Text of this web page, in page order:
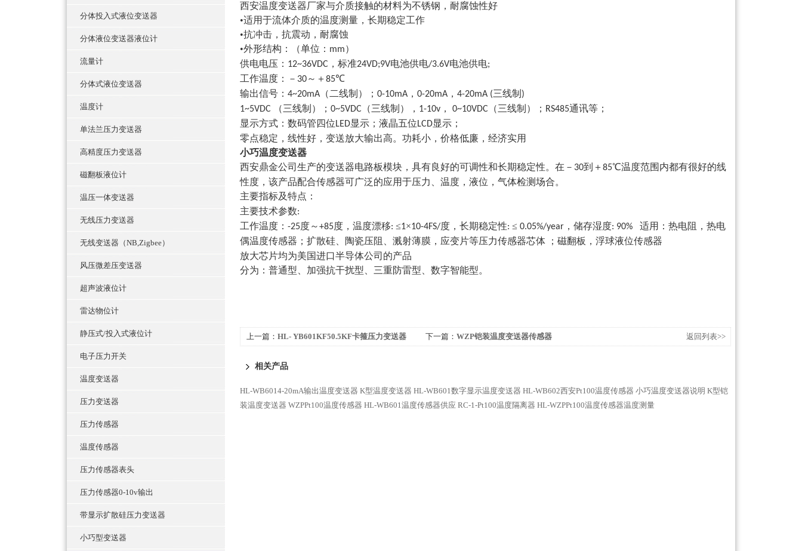
分体投入式液位变送器
分体液位变送器液位计
流量计
分体式液位变送器
温度计
单法兰压力变送器
高精度压力变送器
磁翻板液位计
温压一体变送器
无线压力变送器
无线变送器（NB,Zigbee）
风压微差压变送器
超声波液位计
雷达物位计
静压式/投入式液位计
电子压力开关
温度变送器
压力变送器
压力传感器
温度传感器
压力传感器表头
压力传感器0-10v输出
带显示扩散硅压力变送器
小巧型变送器
西安温度变送器厂家与介质接触的材料为不锈钢，耐腐蚀性好
•适用于流体介质的温度测量，长期稳定工作
•抗冲击，抗震动，耐腐蚀
•外形结构：（单位： mm）
供电电压： 12~36VDC ，标准24VD;9V电池供电/3.6V电池供电;
工作温度：－ 30～＋85℃
输出信号： 4~20mA （二线制）； 0-10mA ， 0-20mA ， 4-20mA (三线制 )
1~5VDC
（三线制）； 0~5VDC （三线制）， 1-10v ， 0~10VDC （三线制）； RS485通讯等；
显示方式：数码管四位LED显示；液晶五位LCD显示；
零点稳定，线性好，变送放大输出高。功耗小，价格低廉，经济实用
小巧温度变送器
西安鼎金公司生产的变送器电路板模块，具有良好的可调性和长期稳定性。在－ 30到＋85℃温度范围内都有很好的线
性度，该产品配合传感器可广泛的应用于压力、温度，液位，气体检测场合。
主要指标及特点：
主要技术参数:
工作温度： -25度～+85度，温度漂移: ≤1×10-4FS/度，长期稳定性: ≤ 0.05%/year ，储存湿度: 90% 适用：热电阻，热电
偶温度传感器；扩散硅、陶瓷压阻、溅射薄膜，应变片等压力传感器芯体
；磁翻板，浮球液位传感器
放大芯片均为美国进口半导体公司的产品
分为：普通型、加强抗干扰型、三重防雷型、数字智能型。
上一篇： HL- YB601KF50.5KF卡箍压力变送器 下一篇： WZP铠装温度变送器传感器 返回列表>>
相关产品
HL-WB6014-20mA输出温度变送器 K型温度变送器 HL-WB601数字显示温度变送器 HL-WB602西安Pt100温度传感器 小巧温度变送器说明 K型铠
装温度变送器 WZPPt100温度传感器 HL-WB601温度传感器供应 RC-1-Pt100温度隔离器 HL-WZPPt100温度传感器温度测量